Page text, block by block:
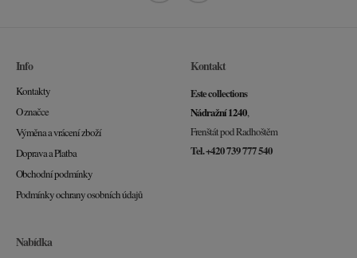
Info
Kontakty
O značce
Výměna a vrácení zboží
Doprava a Platba
Obchodní podmínky
Podmínky ochrany osobních údajů
Kontakt
Este collections
Nádražní 1240,
Frenštát pod Radhoštěm
Tel. +420 739 777 540
Nabídka